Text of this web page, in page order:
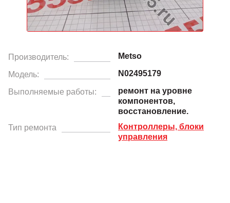
Производитель: Metso
Модель: N02495179
Выполняемые работы:
ремонт на уровне
компонентов,
восстановление.
Тип ремонта
Контроллеры, блоки
управления